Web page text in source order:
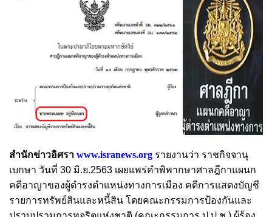
สำนักข่าวอิศรา www.isranews.org รายงานว่า ราชกิจจานุ
เบกษา วันที่ 30 มิ.ย.2563 เผยแพร่คำพิพากษาศาลฎีกาแผนก
คดีอาญาของผู้ดำรงตำแหน่งทางการเมือง คดีการแสดงบัญชี
รายการทรัพย์สินและหนี้สิน โดยคณะกรรมการป้องกันและ